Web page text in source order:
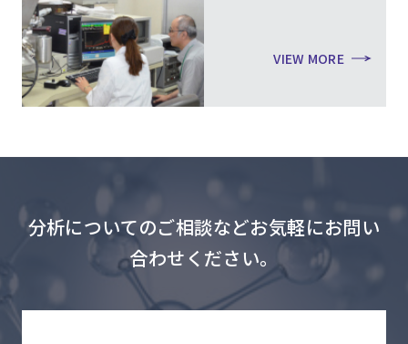
VIEW MORE
分析についてのご相談などお気軽にお問い
合わせください。